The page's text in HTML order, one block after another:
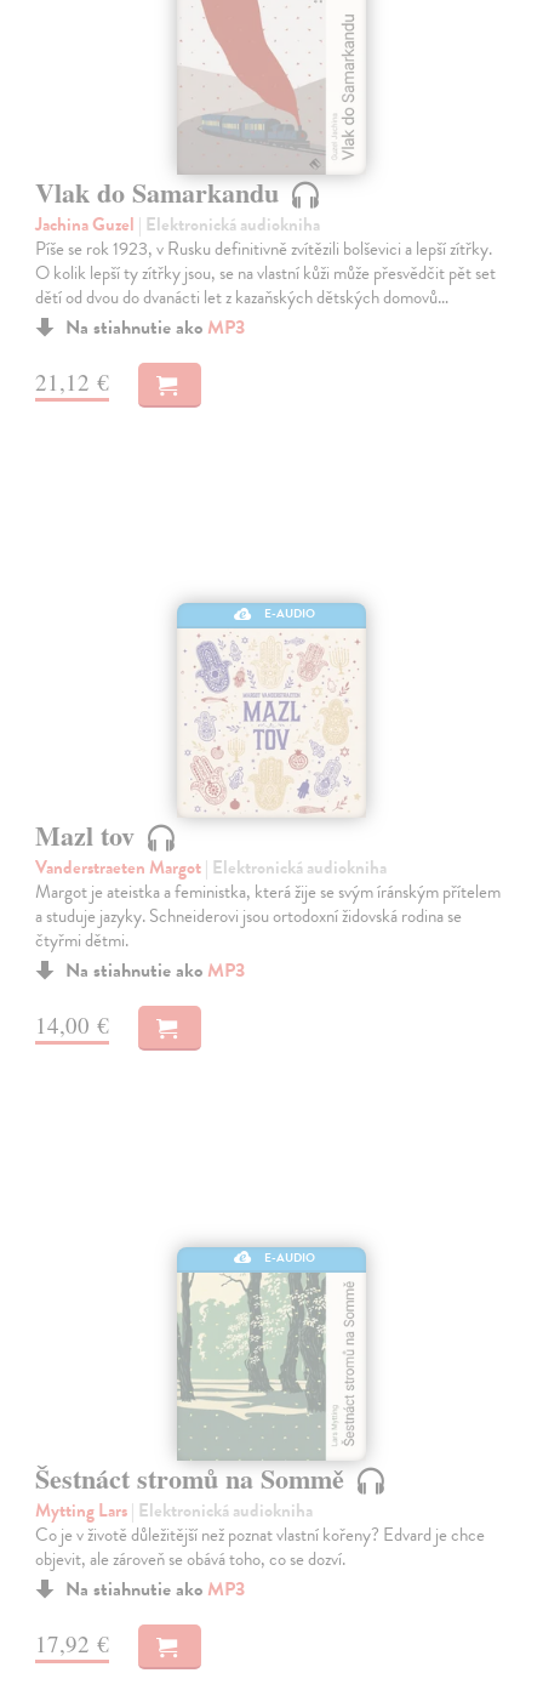
Vlak do Samarkandu
Jachina Guzel | Elektronická audiokniha
Píše se rok 1923, v Rusku definitivně zvítězili bolševici a lepší zítřky.
O kolik lepší ty zítřky jsou, se na vlastní kůži může přesvědčit pět set
dětí od dvou do dvanácti let z kazaňských dětských domovů…
Na stiahnutie ako MP3
21,12 €
E-AUDIO
Mazl tov
Vanderstraeten Margot| Elektronická audiokniha
Margot je ateistka a feministka, která žije se svým íránským přítelem
a studuje jazyky. Schneiderovi jsou ortodoxní židovská rodina se
čtyřmi dětmi.
Na stiahnutie ako MP3
14,00 €
E-AUDIO
Šestnáct stromů na Sommě
Mytting Lars| Elektronická audiokniha
Co je v životě důležitější než poznat vlastní kořeny? Edvard je chce
objevit, ale zároveň se obává toho, co se dozví.
Na stiahnutie ako MP3
17,92 €